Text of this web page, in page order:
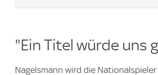
"Ein Titel würde uns
Nagelsmann wird die Nationalspieler